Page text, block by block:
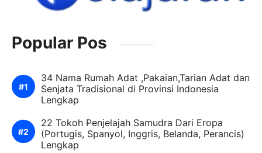
Popular Pos
34 Nama Rumah Adat ,Pakaian,Tarian Adat dan
Senjata Tradisional di Provinsi Indonesia
Lengkap
22 Tokoh Penjelajah Samudra Dari Eropa
(Portugis, Spanyol, Inggris, Belanda, Perancis)
Lengkap